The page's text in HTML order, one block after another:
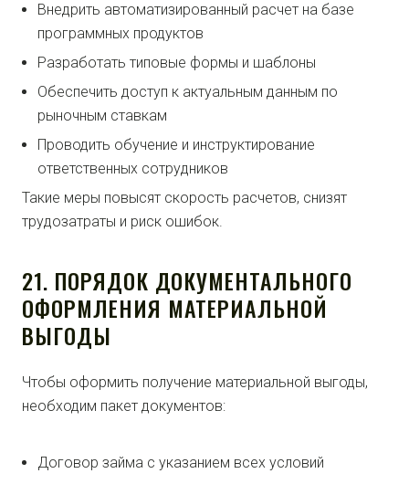
Внедрить автоматизированный расчет на базе
программных продуктов
Разработать типовые формы и шаблоны
Обеспечить доступ к актуальным данным по
рыночным ставкам
Проводить обучение и инструктирование
ответственных сотрудников
Такие меры повысят скорость расчетов, снизят
трудозатраты и риск ошибок.
21. ПОРЯДОК ДОКУМЕНТАЛЬНОГО
ОФОРМЛЕНИЯ МАТЕРИАЛЬНОЙ
ВЫГОДЫ
Чтобы оформить получение материальной выгоды,
необходим пакет документов:
Договор займа с указанием всех условий